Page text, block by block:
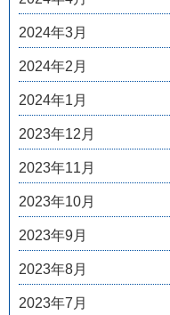
2024年3月
2024年2月
2024年1月
2023年12月
2023年11月
2023年10月
2023年9月
2023年8月
2023年7月